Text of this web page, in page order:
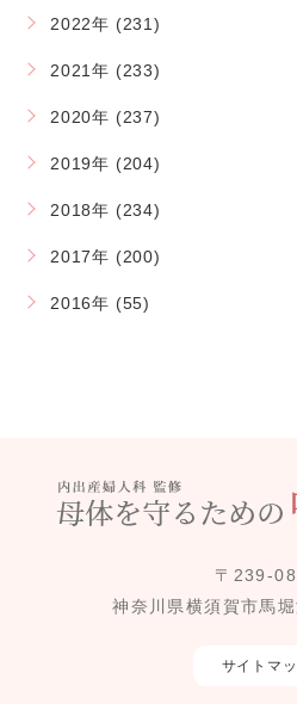
2022年 (231)
2021年 (233)
2020年 (237)
2019年 (204)
2018年 (234)
2017年 (200)
2016年 (55)
〒239-
神奈川県横須賀市馬
サイトマ